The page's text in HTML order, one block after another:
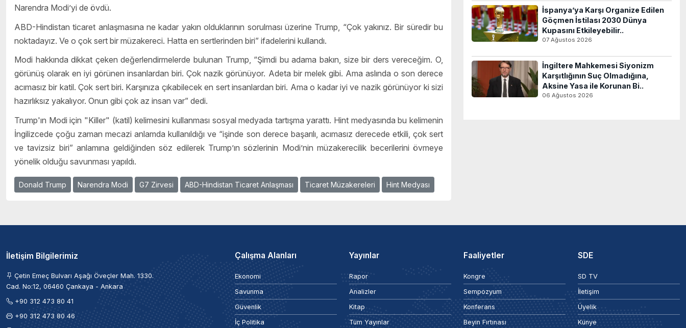
Narendra Modi’yi de övdü.
ABD-Hindistan ticaret anlaşmasına ne kadar yakın olduklarının sorulması üzerine Trump, “Çok yakınız. Bir süredir bu
noktadayız. Ve o çok sert bir müzakereci. Hatta en sertlerinden biri” ifadelerini kullandı.
Modi hakkında dikkat çeken değerlendirmelerde bulunan Trump, “Şimdi bu adama bakın, size bir ders vereceğim. O,
görünüş olarak en iyi görünen insanlardan biri. Çok nazik görünüyor. Adeta bir melek gibi. Ama aslında o son derece
acımasız bir katil. Çok sert biri. Karşınıza çıkabilecek en sert insanlardan biri. Ama o kadar iyi ve nazik görünüyor ki sizi
hazırlıksız yakalıyor. Onun gibi çok az insan var” dedi.
Trump'ın Modi için "Killer" (katil) kelimesini kullanması sosyal medyada tartışma yarattı. Hint medyasında bu kelimenin
İngilizcede çoğu zaman mecazi anlamda kullanıldığı ve “işinde son derece başarılı, acımasız derecede etkili, çok sert
ve tavizsiz biri” anlamına geldiğinden söz edilerek Trump’ın sözlerinin Modi’nin müzakerecilik becerilerini övmeye
yönelik olduğu savunması yapıldı.
Donald Trump Narendra Modi G7 Zirvesi ABD-Hindistan Ticaret Anlaşması Ticaret Müzakereleri Hint Medyası
İspanya’ya Karşı Organize Edilen
Göçmen İstilası 2030 Dünya
Kupasını Etkileyebilir..
07 Ağustos 2026
İngiltere Mahkemesi Siyonizm
Karşıtlığının Suç Olmadığına,
Aksine Yasa ile Korunan Bi..
06 Ağustos 2026
İletişim Bilgilerimiz
Çetin Emeç Bulvarı Aşağı Öveçler Mah. 1330.
Cad. No:12, 06460 Çankaya - Ankara
+90 312 473 80 41
+90 312 473 80 46
Çalışma Alanları
Ekonomi
Savunma
Güvenlik
İç Politika
Yayınlar
Rapor
Analizler
Kitap
Tüm Yayınlar
Faaliyetler
Kongre
Sempozyum
Konferans
Beyin Fırtınası
SDE
SD TV
İletişim
Üyelik
Künye